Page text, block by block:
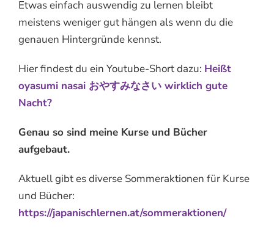
Etwas einfach auswendig zu lernen bleibt
meistens weniger gut hängen als wenn du die
genauen Hintergründe kennst.
Hier findest du ein Youtube-Short dazu: Heißt
oyasumi nasai おやすみなさい wirklich gute
Nacht?
Genau so sind meine Kurse und Bücher
aufgebaut.
Aktuell gibt es diverse Sommeraktionen für Kurse
und Bücher:
https://japanischlernen.at/sommeraktionen/